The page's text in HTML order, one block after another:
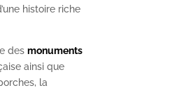
histoire riche
des monuments
ainsi que
la